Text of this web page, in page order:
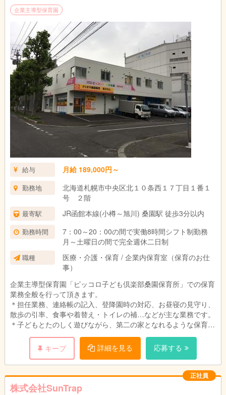
企業主導型保育園
給与 月給 189,000円～
勤務地
北海道札幌市中央区北１０条西１７丁目１番１
号 ２階
最寄駅 JR函館本線(小樽～旭川) 桑園駅 徒歩3分以内
勤務時間
7：00～20：00の間で実働8時間シフト制勤務
月～土曜日の間で完全週休二日制
職種
医療・介護・保育 / 企業内保育室（保育のお仕
事）
企業主導型保育園「ピッコロ子ども倶楽部桑園保育所」での保育
業務全般を行って頂きます。
＊担任業務、連絡帳の記入、登降園時の対応、お昼寝の見守り、
散歩の引率、食事や着替え・トイレの補…などが主な業務です。
＊子どもとたのしく遊びながら、第二の家となれるような保育園
づくりをしていただきます。
＊ブランクのある方、実務経験の浅い方も歓迎いたします。
＊持ち帰りの仕事がないように勤務時間内でみんなで協力し合い
ます。
＊ピアノができなくても大丈夫です◎得意なことを活かして働き
ませんか？
キープ 詳細を見る 応募する
正社員
株式会社SunTrap